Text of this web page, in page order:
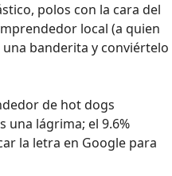
polos con la cara del
local (a quien
banderita y conviértelo
de hot dogs
una lágrima; el 9.6%
la letra en Google para